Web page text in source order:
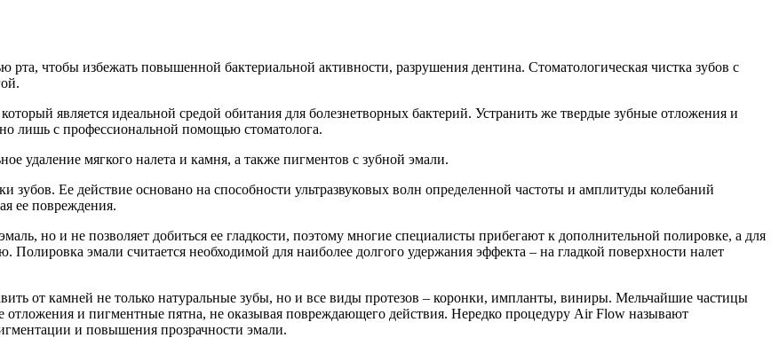
рта, чтобы избежать повышенной бактериальной активности, разрушения дентина. Стоматологическая чистка зубов с
который является идеальной средой обитания для болезнетворных бактерий. Устранить же твердые зубные отложения и
лишь с профессиональной помощью стоматолога.
удаление мягкого налета и камня, а также пигментов с зубной эмали.
зубов. Ее действие основано на способности ультразвуковых волн определенной частоты и амплитуды колебаний
ее повреждения.
но и не позволяет добиться ее гладкости, поэтому многие специалисты прибегают к дополнительной полировке, а для
эмали считается необходимой для наиболее долгого удержания эффекта – на гладкой поверхности налет
от камней не только натуральные зубы, но и все виды протезов – коронки, импланты, виниры. Мельчайшие частицы
отложения и пигментные пятна, не оказывая повреждающего действия. Нередко процедуру Air Flow называют
и повышения прозрачности эмали.